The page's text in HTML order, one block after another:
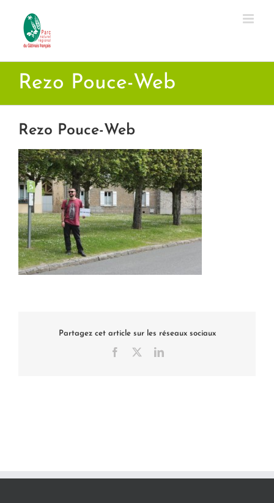
contenu
Rezo Pouce-Web
Rezo Pouce-Web
Partagez cet article sur les réseaux sociaux
Facebook LinkedIn